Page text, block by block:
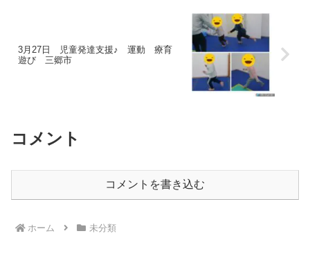
3月27日 児童発達支援♪ 運動 療育
遊び 三郷市
コメント
コメントを書き込む
ホーム 未分類